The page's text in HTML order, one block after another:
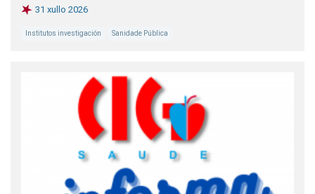
31 xullo 2026
Institutos investigación Sanidade Pública